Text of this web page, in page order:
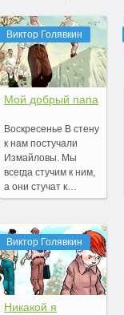
Виктор Голявкин
Мой добрый папа
Воскресенье В стену
к нам постучали
Измайловы. Мы
всегда стучим к ним,
а они стучат к…
Виктор Голявкин
Никакой я